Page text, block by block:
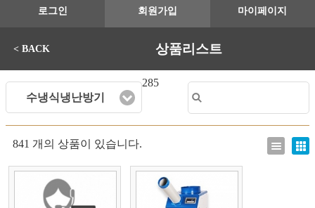
로그인 회원가입 마이페이지
< BACK 상품리스트
수냉식냉난방기
285
841 개의 상품이 있습니다.